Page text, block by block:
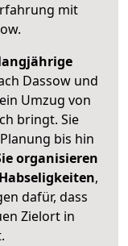
mit
.
Dassow und
Umzug von
bringt. Sie
bis hin
organisieren
,
dafür, dass
Zielort in